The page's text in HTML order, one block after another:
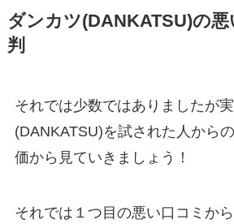
ダンカツ(DANKATSU)の
判
それでは少数ではありましたが
(DANKATSU)を試された人から
価から見ていきましょう！
それでは１つ目の悪い口コミから